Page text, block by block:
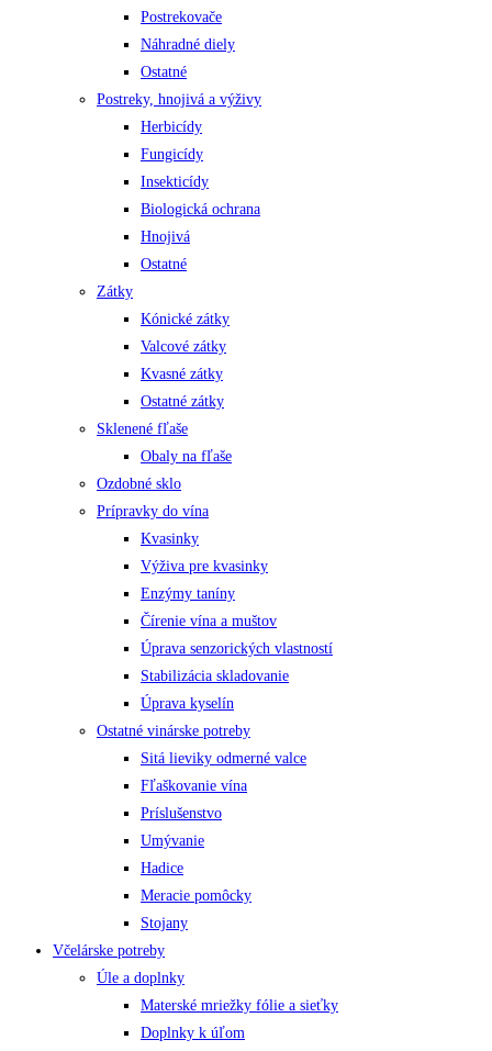
Postrekovače
Náhradné diely
Ostatné
Postreky, hnojivá a výživy
Herbicídy
Fungicídy
Insekticídy
Biologická ochrana
Hnojivá
Ostatné
Zátky
Kónické zátky
Valcové zátky
Kvasné zátky
Ostatné zátky
Sklenené fľaše
Obaly na fľaše
Ozdobné sklo
Prípravky do vína
Kvasinky
Výživa pre kvasinky
Enzýmy taníny
Čírenie vína a muštov
Úprava senzorických vlastností
Stabilizácia skladovanie
Úprava kyselín
Ostatné vinárske potreby
Sitá lieviky odmerné valce
Fľaškovanie vína
Príslušenstvo
Umývanie
Hadice
Meracie pomôcky
Stojany
Včelárske potreby
Úle a doplnky
Materské mriežky fólie a sieťky
Doplnky k úľom